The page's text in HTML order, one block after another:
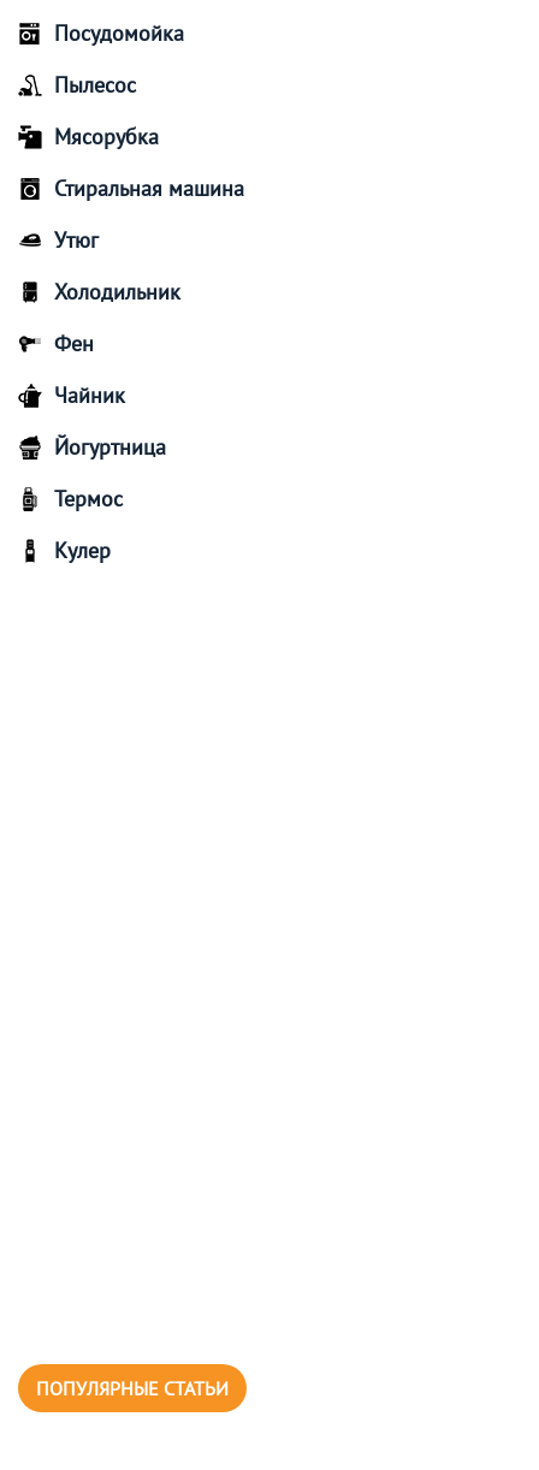
Посудомойка
Пылесос
Мясорубка
Стиральная машина
Утюг
Холодильник
Фен
Чайник
Йогуртница
Термос
Кулер
ПОПУЛЯРНЫЕ СТАТЬИ